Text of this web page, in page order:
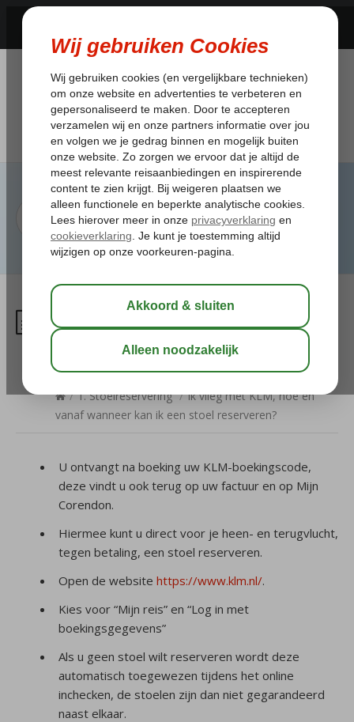
Ik vlieg met KLM, hoe en vanaf
wanneer kan ik een stoel
reserveren?
/ 1. Stoelreservering / Ik vlieg met KLM, hoe en
vanaf wanneer kan ik een stoel reserveren?
U ontvangt na boeking uw KLM-boekingscode,
deze vindt u ook terug op uw factuur en op Mijn
Corendon.
Hiermee kunt u direct voor je heen- en terugvlucht,
tegen betaling, een stoel reserveren.
Open de website https://www.klm.nl/.
Kies voor “Mijn reis” en “Log in met
boekingsgegevens”
Als u geen stoel wilt reserveren wordt deze
automatisch toegewezen tijdens het online
inchecken, de stoelen zijn dan niet gegarandeerd
naast elkaar.